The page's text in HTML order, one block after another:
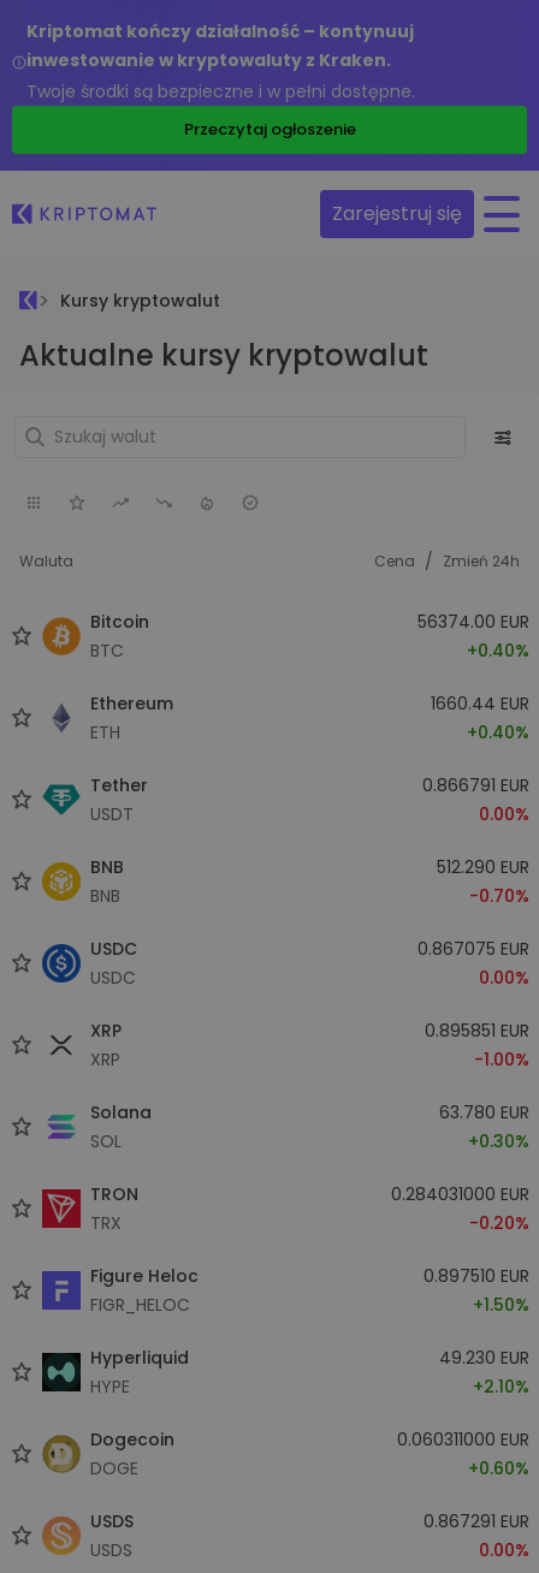
Kriptomat kończy działalność – kontynuuj
inwestowanie w kryptowaluty z Kraken.
Twoje środki są bezpieczne i w pełni dostępne.
Przeczytaj ogłoszenie
Zarejestruj się
Kursy kryptowalut
Aktualne kursy kryptowalut
Waluta Cena / Zmień 24h
Bitcoin
BTC
56374.00 EUR
+0.40%
Ethereum
ETH
1660.44 EUR
+0.40%
Tether
USDT
0.866791 EUR
0.00%
BNB
BNB
512.290 EUR
-0.70%
USDC
USDC
0.867075 EUR
0.00%
XRP
XRP
0.895851 EUR
-1.00%
Solana
SOL
63.780 EUR
+0.30%
TRON
TRX
0.284031000 EUR
-0.20%
Figure Heloc
FIGR_HELOC
0.897510 EUR
+1.50%
Hyperliquid
HYPE
49.230 EUR
+2.10%
Dogecoin
DOGE
0.060311000 EUR
+0.60%
USDS
USDS
0.867291 EUR
0.00%